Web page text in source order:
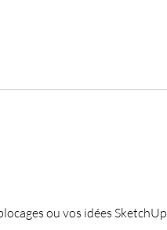
ou vos idées SketchUp.